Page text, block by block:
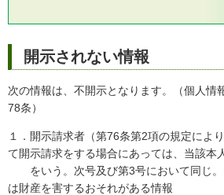
開示されない情報
次の情報は、不開示となります。（個人情
78条）
１．開示請求者（第76条第2項の規定によ
て開示請求をする場合にあっては、当該本
をいう。次号及び第3号において同じ。
は財産を害するおそれがある情報